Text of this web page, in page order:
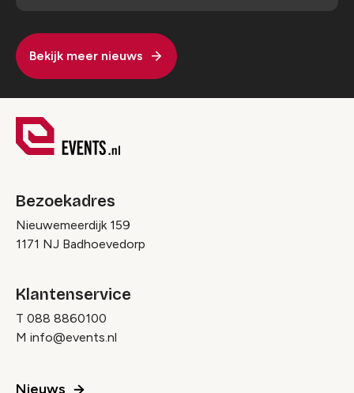
Bekijk meer nieuws
Bezoekadres
Nieuwemeerdijk 159
1171 NJ Badhoevedorp
Klantenservice
T 088 8860100
M info@events.nl
Nieuws